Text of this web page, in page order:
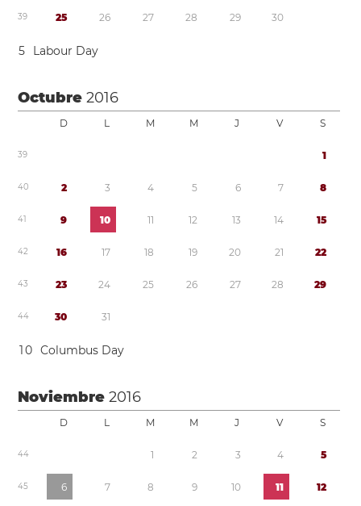
39 25 26 27 28 29 30
5 Labour Day
Octubre2016
D L M M J V S
39 1
40 2 3 4 5 6 7 8
41 9 10 11 12 13 14 15
42 16 17 18 19 20 21 22
43 23 24 25 26 27 28 29
44 30 31
10 Columbus Day
Noviembre2016
D L M M J V S
44 1 2 3 4 5
45 6 7 8 9 10 11 12